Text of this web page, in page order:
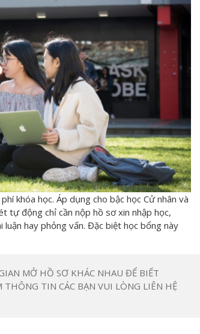
khóa học. Áp dụng cho bậc học Cử nhân và
tự động chỉ cần nộp hồ sơ xin nhập học,
hay phỏng vấn. Đặc biệt học bổng này
MỞ HỒ SƠ KHÁC NHAU ĐỂ BIẾT
TIN CÁC BẠN VUI LÒNG LIÊN HỆ